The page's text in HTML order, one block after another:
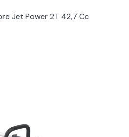
Jet Power 2T 42,7 Cc